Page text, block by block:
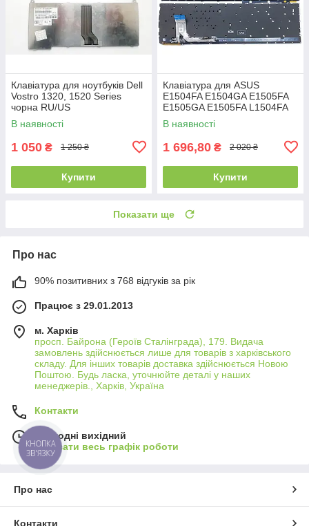
Клавіатура для ноутбуків Dell
Vostro 1320, 1520 Series
чорна RU/US
В наявності
1 050 ₴ 1 250 ₴
Купити
Клавіатура для ASUS
E1504FA E1504GA E1505FA
E1505GA E1505FA L1504FA
L1504GA K3604 K3605 15X
K3504 M3504 S3504 (RU
В наявності
1 696,80 ₴ 2 020 ₴
Купити
Показати ще
Про нас
90% позитивних з 768 відгуків за рік
Працює з 29.01.2013
м. Харків
просп. Байрона (Героїв Сталінграда), 179. Видача
замовлень здійснюється лише для товарів з харківського
складу. Для інших товарів доставка здійснюється Новою
Поштою. Будь ласка, уточнюйте деталі у наших
менеджерів., Харків, Україна
Контакти
Сьогодні вихідний
Показати весь графік роботи
Про нас
Контакти
КНОПКА
ЗВ'ЯЗКУ